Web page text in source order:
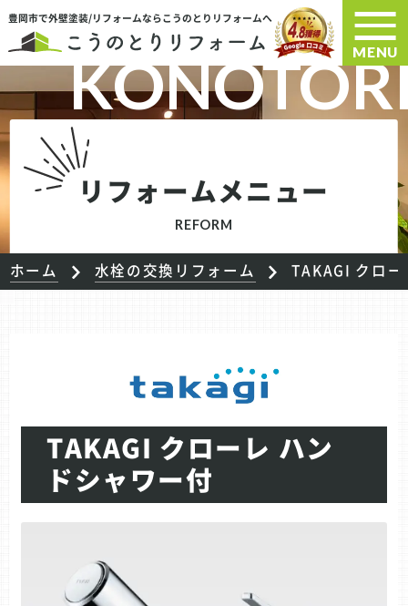
豊岡市で外壁塗装/リフォームならこうのとりリフォームへ
MENU
リフォームメニュー
REFORM
ホーム 水栓の交換リフォーム TAKAGI クロ
TAKAGI クローレ ハン
ドシャワー付